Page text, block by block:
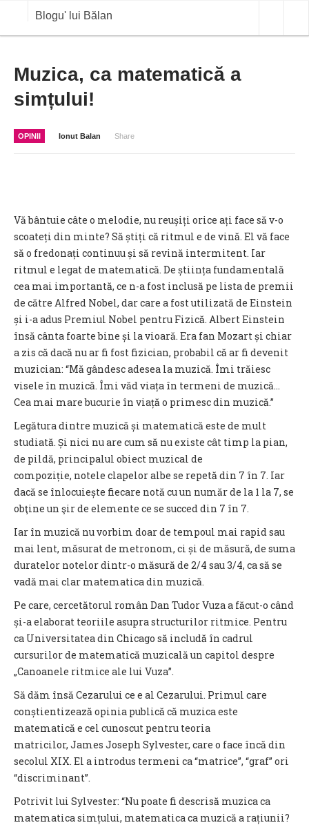
Blogu' lui Bălan
OPINII
ANALIZE
COTATII BVB
Muzica, ca matematică a
simțului!
OPINII Ionut Balan Share
Vă bântuie câte o melodie, nu reușiți orice ați face să v-o
scoateți din minte? Să știți că ritmul e de vină. El vă face
să o fredonați continuu și să revină intermitent. Iar
ritmul e legat de matematică. De știința fundamentală
cea mai importantă, ce n-a fost inclusă pe lista de premii
de către Alfred Nobel, dar care a fost utilizată de Einstein
și i-a adus Premiul Nobel pentru Fizică. Albert Einstein
însă cânta foarte bine și la vioară. Era fan Mozart și chiar
a zis că dacă nu ar fi fost fizician, probabil că ar fi devenit
muzician: “Mă gândesc adesea la muzică. Îmi trăiesc
visele în muzică. Îmi văd viața în termeni de muzică…
Cea mai mare bucurie în viață o primesc din muzică.”
Legătura dintre muzică și matematică este de mult
studiată. Și nici nu are cum să nu existe cât timp la pian,
de pildă, principalul obiect muzical de
compoziție, notele clapelor albe se repetă din 7 în 7. Iar
dacă se înlocuiește fiecare notă cu un număr de la 1 la 7, se
obţine un şir de elemente ce se succed din 7 în 7.
Iar în muzică nu vorbim doar de tempoul mai rapid sau
mai lent, măsurat de metronom, ci și de măsură, de suma
duratelor notelor dintr-o măsură de 2/4 sau 3/4, ca să se
vadă mai clar matematica din muzică.
Pe care, cercetătorul român Dan Tudor Vuza a făcut-o când
și-a elaborat teoriile asupra structurilor ritmice. Pentru
ca Universitatea din Chicago să includă în cadrul
cursurilor de matematică muzicală un capitol despre
„Canoanele ritmice ale lui Vuza”.
Să dăm însă Cezarului ce e al Cezarului. Primul care
conștientizează opinia publică că muzica este
matematică e cel cunoscut pentru teoria
matricilor, James Joseph Sylvester, care o face încă din
secolul XIX. El a introdus termeni ca “matrice”, “graf” ori
“discriminant”.
Potrivit lui Sylvester: “Nu poate fi descrisă muzica ca
matematica simțului, matematica ca muzică a rațiunii?